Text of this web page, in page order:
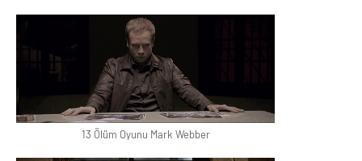
13 Ölüm Oyunu Mark Webber